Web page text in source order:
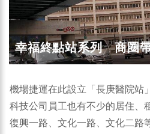
幸福終點站系列 商圈
機場捷運在此設立「長庚醫院站
科技公司員工也有不少的居住、
復興一路、文化一路、文化二路